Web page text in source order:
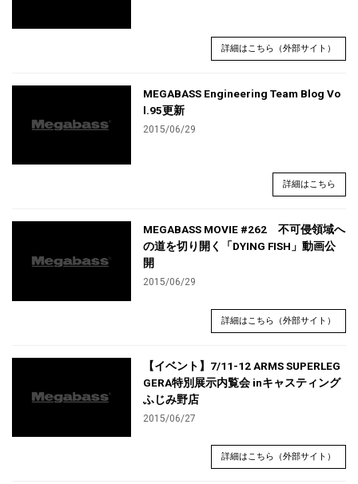
詳細はこちら（外部サイト）
MEGABASS Engineering Team Blog Vo
l.95更新
2015/06/29
詳細はこちら
MEGABASS MOVIE #262 不可侵領域へ
の道を切り開く「DYING FISH」動画公
開
2015/06/29
詳細はこちら（外部サイト）
【イベント】7/11-12 ARMS SUPERLEG
GERA特別展示内覧会 inキャスティング
ふじみ野店
2015/06/27
詳細はこちら（外部サイト）